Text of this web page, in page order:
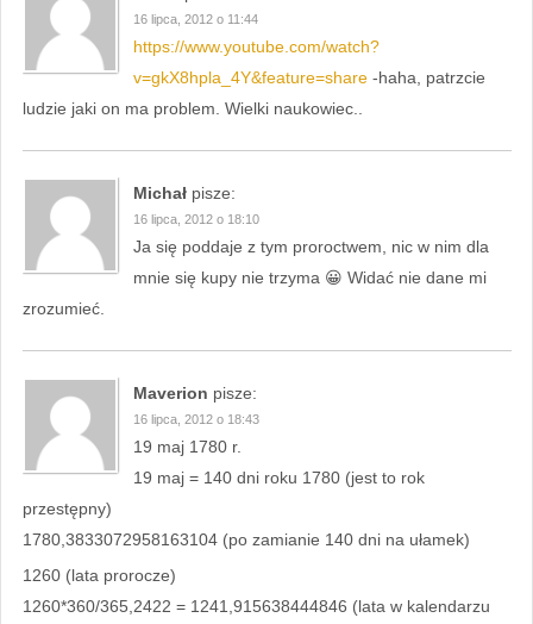
16 lipca, 2012 o 11:44
https://www.youtube.com/watch?
v=gkX8hpla_4Y&feature=share-haha, patrzcie
ludzie jaki on ma problem. Wielki naukowiec..
Michał pisze:
16 lipca, 2012 o 18:10
Ja się poddaje z tym proroctwem, nic w nim dla
mnie się kupy nie trzyma 😀 Widać nie dane mi
zrozumieć.
Maverion pisze:
16 lipca, 2012 o 18:43
19 maj 1780 r.
19 maj = 140 dni roku 1780 (jest to rok
przestępny)
1780,3833072958163104 (po zamianie 140 dni na ułamek)
1260 (lata prorocze)
1260*360/365,2422 = 1241,915638444846 (lata w kalendarzu